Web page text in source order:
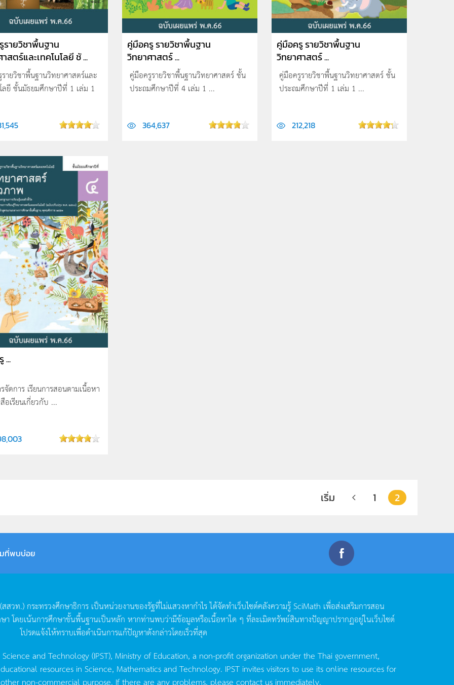
รายวิชาพื้นฐาน
สตร์และเทคโนโลยี ชั ...
ายวิชาพื้นฐานวิทยาศาสตร์และ
ลยี ชั้นมัธยมศึกษาปีที่ 1 เล่ม 1
คู่มือครู รายวิชาพื้นฐาน
วิทยาศาสตร์ ...
คู่มือครูรายวิชาพื้นฐานวิทยาศาสตร์ ชั้น
ประถมศึกษาปีที่ 4 เล่ม 1 ...
364,637
คู่มือครู รายวิชาพื้นฐาน
วิทยาศาสตร์ ...
คู่มือครูรายวิชาพื้นฐานวิทยาศาสตร์ ชั้น
ประถมศึกษาปีที่ 1 เล่ม 1 ...
212,218
...
จัดการ เรียนการสอนตามเนื้อหา
อเรียนเกี่ยวกับ ...
เริ่ม 1 2
ที่พบบ่อย
สสวท.) กระทรวงศึกษาธิการ เป็นหน่วยงานของรัฐที่ไม่แสวงหากำไรได้จัดทำเว็บไซต์คลังความรู้SciMath เพื่อส่งเสริมการสอน
า โดยเน้นการศึกษาขั้นพื้นฐานเป็นหลัก หากท่านพบว่ามีข้อมูลหรือเนื้อหาใด ๆ ที่ละเมิดทรัพย์สินทางปัญญาปรากฏอยู่ในเว็บไซต์
โปรดแจ้งให้ทราบเพื่อดำเนินการแก้ปัญหาดังกล่าวโดยเร็วที่สุด
and Technology (IPST), Ministry of Education, a non-profit organization under the Thai government,
resources in Science, Mathematics and Technology. IPST invites visitors to use its online resources for
non-commercial purpose. If there are any problems, please contact us immediately.